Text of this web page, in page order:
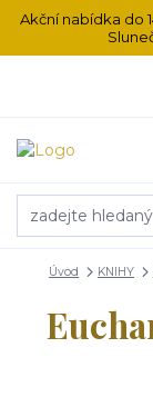
Akční nabídka do
Úvod KNIHY